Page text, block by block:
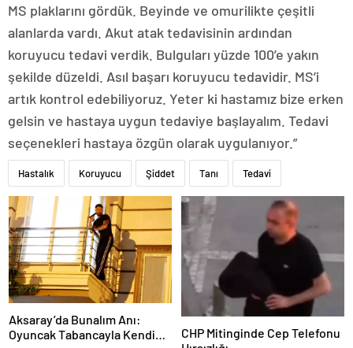
MS plaklarını gördük. Beyinde ve omurilikte çeşitli
alanlarda vardı. Akut atak tedavisinin ardından
koruyucu tedavi verdik. Bulguları yüzde 100’e yakın
şekilde düzeldi. Asıl başarı koruyucu tedavidir. MS’i
artık kontrol edebiliyoruz. Yeter ki hastamız bize erken
gelsin ve hastaya uygun tedaviye başlayalım. Tedavi
seçenekleri hastaya özgün olarak uygulanıyor.”
Hastalık Koruyucu Şiddet Tanı Tedavi
Aksaray’da Bunalım Anı:
Oyuncak Tabancayla Kendine
CHP Mitinginde Cep Telefonu